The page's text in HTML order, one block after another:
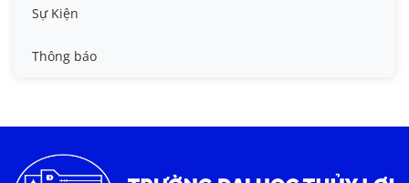
Tin công tác sinh viên
Tin đào tạo
Tin tức chung
Sự Kiện
Thông báo